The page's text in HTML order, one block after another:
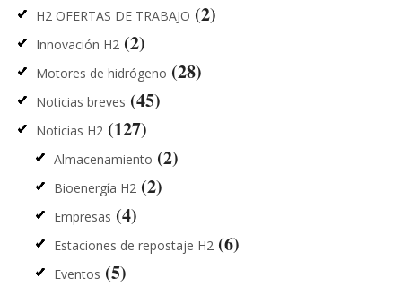
H2 OFERTAS DE TRABAJO (2)
Innovación H2 (2)
Motores de hidrógeno (28)
Noticias breves (45)
Noticias H2 (127)
Almacenamiento (2)
Bioenergía H2 (2)
Empresas (4)
Estaciones de repostaje H2 (6)
Eventos (5)